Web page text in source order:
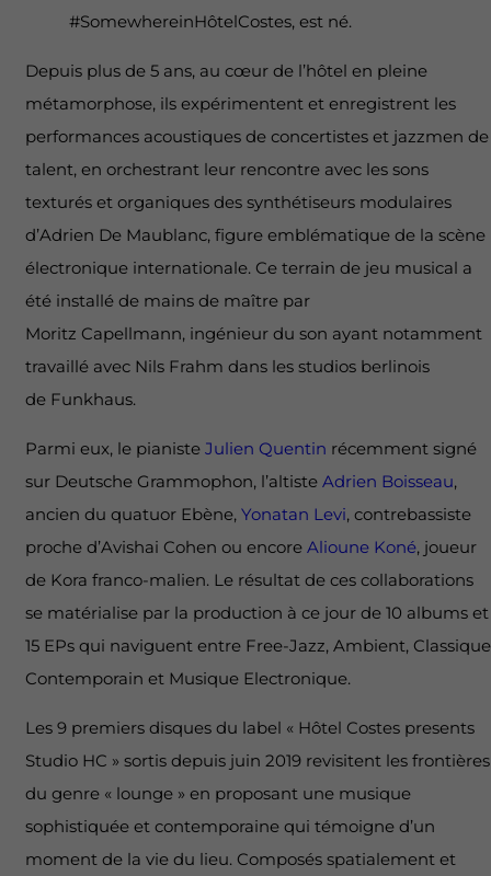
#SomewhereinHôtelCostes, est né.
Depuis plus de 5 ans, au cœur de l’hôtel en pleine
métamorphose, ils expérimentent et enregistrent les
performances acoustiques de concertistes et jazzmen de
talent, en orchestrant leur rencontre avec les sons
texturés et organiques des synthétiseurs modulaires
d’Adrien De Maublanc, figure emblématique de la scène
électronique internationale. Ce terrain de jeu musical a
été installé de mains de maître par
Moritz Capellmann, ingénieur du son ayant notamment
travaillé avec Nils Frahm dans les studios berlinois
de Funkhaus.
Parmi eux, le pianiste Julien Quentin récemment signé
sur Deutsche Grammophon, l’altiste Adrien Boisseau,
ancien du quatuor Ebène, Yonatan Levi, contrebassiste
proche d’Avishai Cohen ou encore Alioune Koné, joueur
de Kora franco-malien. Le résultat de ces collaborations
se matérialise par la production à ce jour de 10 albums et
15 EPs qui naviguent entre Free-Jazz, Ambient, Classique
Contemporain et Musique Electronique.
Les 9 premiers disques du label « Hôtel Costes presents
Studio HC » sortis depuis juin 2019 revisitent les frontières
du genre « lounge » en proposant une musique
sophistiquée et contemporaine qui témoigne d’un
moment de la vie du lieu. Composés spatialement et